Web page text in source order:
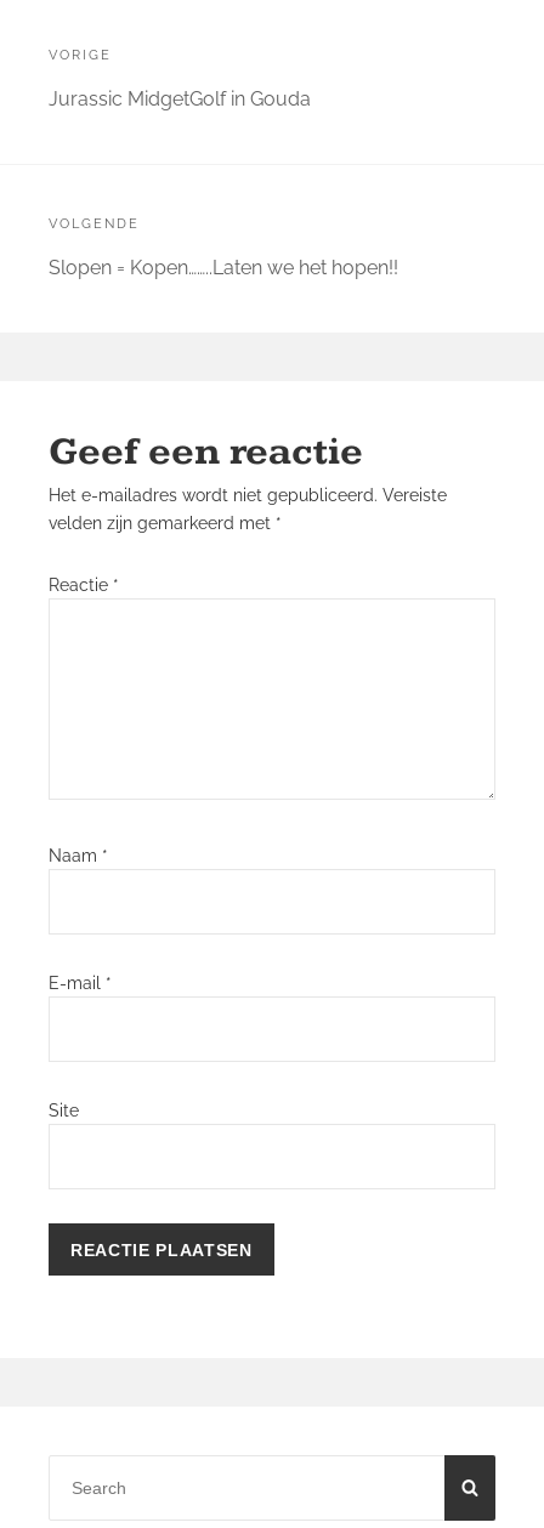
navigatie
VORIGE
Vorige
Jurassic MidgetGolf in Gouda
VOLGENDE
Volgende
Slopen = Kopen……..Laten we het hopen!!
Geef een reactie
Het e-mailadres wordt niet gepubliceerd. Vereiste
velden zijn gemarkeerd met *
Reactie *
Naam *
E-mail *
Site
Sidebar